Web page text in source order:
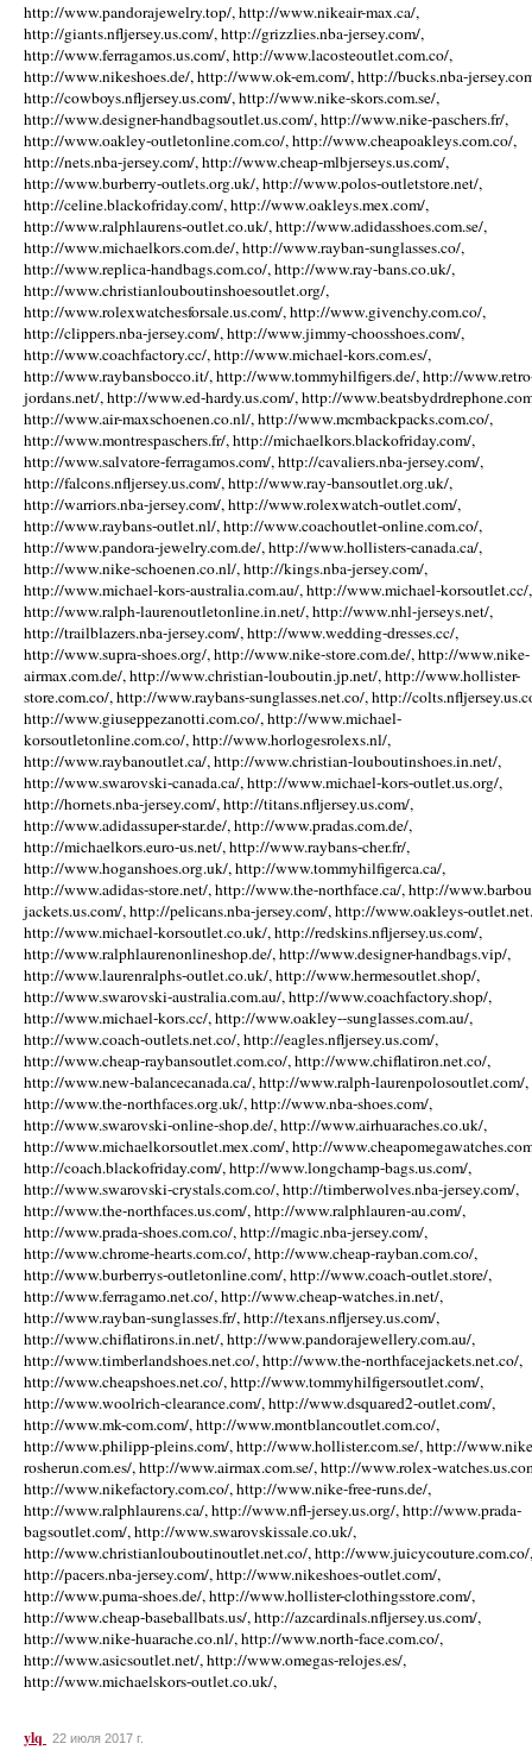
http://www.pandorajewelry.top/, http://www.nikeair-max.ca/,
http://giants.nfljersey.us.com/, http://grizzlies.nba-jersey.com/,
http://www.ferragamos.us.com/, http://www.lacosteoutlet.com.co/,
http://www.nikeshoes.de/, http://www.ok-em.com/, http://bucks.nba-
http://cowboys.nfljersey.us.com/, http://www.nike-skors.com.se/,
http://www.designer-handbagsoutlet.us.com/, http://www.nike-paschers.fr/,
http://www.oakley-outletonline.com.co/, http://www.cheapoakleys.com.co/,
http://nets.nba-jersey.com/, http://www.cheap-mlbjerseys.us.com/,
http://www.burberry-outlets.org.uk/, http://www.polos-outletstore.net/,
http://celine.blackofriday.com/, http://www.oakleys.mex.com/,
http://www.ralphlaurens-outlet.co.uk/, http://www.adidasshoes.com.se/,
http://www.michaelkors.com.de/, http://www.rayban-sunglasses.co/,
http://www.replica-handbags.com.co/, http://www.ray-bans.co.uk/,
http://www.christianlouboutinshoesoutlet.org/,
http://www.rolexwatchesforsale.us.com/, http://www.givenchy.com.co/,
http://clippers.nba-jersey.com/, http://www.jimmy-choosshoes.com/,
http://www.coachfactory.cc/, http://www.michael-kors.com.es/,
http://www.raybansbocco.it/, http://www.tommyhilfigers.de/, http://
jordans.net/, http://www.ed-hardy.us.com/, http://
http://www.air-maxschoenen.co.nl/, http://www.mcmbackpacks.com.co/,
http://www.montrespaschers.fr/, http://michaelkors.blackofriday.com/,
http://www.salvatore-ferragamos.com/, http://cavaliers.nba-jersey.com/,
http://falcons.nfljersey.us.com/, http://www.ray-bansoutlet.org.uk/,
http://warriors.nba-jersey.com/, http://www.rolexwatch-outlet.com/,
http://www.raybans-outlet.nl/, http://www.coachoutlet-online.com.co/,
http://www.pandora-jewelry.com.de/, http://www.hollisters-canada.ca/,
http://www.nike-schoenen.co.nl/, http://kings.nba-jersey.com/,
http://www.michael-kors-australia.com.au/, http://www.michael-korsoutlet.cc/,
http://www.ralph-laurenoutletonline.in.net/, http://www.nhl-jerseys.net/,
http://trailblazers.nba-jersey.com/, http://www.wedding-dresses.cc/,
http://www.supra-shoes.org/, http://www.nike-store.com.de/, http://www.nike-
airmax.com.de/, http://www.christian-louboutin.jp.net/, http://www.hollister-
store.com.co/, http://www.raybans-sunglasses.net.co/, http://
http://www.giuseppezanotti.com.co/, http://www.michael-
korsoutletonline.com.co/, http://www.horlogesrolexs.nl/,
http://www.raybanoutlet.ca/, http://www.christian-louboutinshoes.in.net/,
http://www.swarovski-canada.ca/, http://www.michael-kors-outlet.us.org/,
http://hornets.nba-jersey.com/, http://titans.nfljersey.us.com/,
http://www.adidassuper-star.de/, http://www.pradas.com.de/,
http://michaelkors.euro-us.net/, http://www.raybans-cher.fr/,
http://www.hoganshoes.org.uk/, http://www.tommyhilfigerca.ca/,
http://www.adidas-store.net/, http://www.the-northface.ca/, http://
jackets.us.com/, http://pelicans.nba-jersey.com/, http://www.oakleys-
http://www.michael-korsoutlet.co.uk/, http://redskins.nfljersey.us.com/,
http://www.ralphlaurenonlineshop.de/, http://www.designer-handbags.vip/,
http://www.laurenralphs-outlet.co.uk/, http://www.hermesoutlet.shop/,
http://www.swarovski-australia.com.au/, http://www.coachfactory.shop/,
http://www.michael-kors.cc/, http://www.oakley--sunglasses.com.au/,
http://www.coach-outlets.net.co/, http://eagles.nfljersey.us.com/,
http://www.cheap-raybansoutlet.com.co/, http://www.chiflatiron.net.co/,
http://www.new-balancecanada.ca/, http://www.ralph-laurenpolosoutlet.com/,
http://www.the-northfaces.org.uk/, http://www.nba-shoes.com/,
http://www.swarovski-online-shop.de/, http://www.airhuaraches.co.uk/,
http://www.michaelkorsoutlet.mex.com/, http://
http://coach.blackofriday.com/, http://www.longchamp-bags.us.com/,
http://www.swarovski-crystals.com.co/, http://timberwolves.nba-jersey.com/,
http://www.the-northfaces.us.com/, http://www.ralphlauren-au.com/,
http://www.prada-shoes.com.co/, http://magic.nba-jersey.com/,
http://www.chrome-hearts.com.co/, http://www.cheap-rayban.com.co/,
http://www.burberrys-outletonline.com/, http://www.coach-outlet.store/,
http://www.ferragamo.net.co/, http://www.cheap-watches.in.net/,
http://www.rayban-sunglasses.fr/, http://texans.nfljersey.us.com/,
http://www.chiflatirons.in.net/, http://www.pandorajewellery.com.au/,
http://www.timberlandshoes.net.co/, http://www.the-northfacejackets.net.co/,
http://www.cheapshoes.net.co/, http://www.tommyhilfigersoutlet.com/,
http://www.woolrich-clearance.com/, http://www.dsquared2-outlet.com/,
http://www.mk-com.com/, http://www.montblancoutlet.com.co/,
http://www.philipp-pleins.com/, http://www.hollister.com.se/, http://
rosherun.com.es/, http://www.airmax.com.se/, http://www.rolex-
http://www.nikefactory.com.co/, http://www.nike-free-runs.de/,
http://www.ralphlaurens.ca/, http://www.nfl-jersey.us.org/, http://www.prada-
bagsoutlet.com/, http://www.swarovskissale.co.uk/,
http://www.christianlouboutinoutlet.net.co/, http://www.juicycouture.com.co/,
http://pacers.nba-jersey.com/, http://www.nikeshoes-outlet.com/,
http://www.puma-shoes.de/, http://www.hollister-clothingsstore.com/,
http://www.cheap-baseballbats.us/, http://azcardinals.nfljersey.us.com/,
http://www.nike-huarache.co.nl/, http://www.north-face.com.co/,
http://www.asicsoutlet.net/, http://www.omegas-relojes.es/,
http://www.michaelskors-outlet.co.uk/,
ylq 22 июля 2017 г.